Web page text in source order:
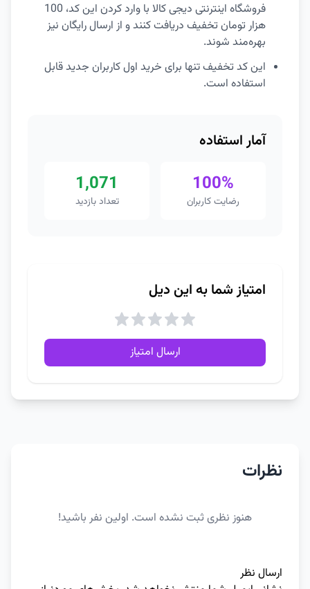
فروشگاه اینترنتی دیجی کالا با وارد کردن این کد، 100
هزار تومان تخفیف دریافت کنند و از ارسال رایگان نیز
بهره‌مند شوند.
این کد تخفیف تنها برای خرید اول کاربران جدید قابل
استفاده است.
آمار استفاده
100%
رضایت کاربران
1,071
تعداد بازدید
امتیاز شما به این دیل
ارسال امتیاز
نظرات
هنوز نظری ثبت نشده است. اولین نفر باشید!
ارسال نظر